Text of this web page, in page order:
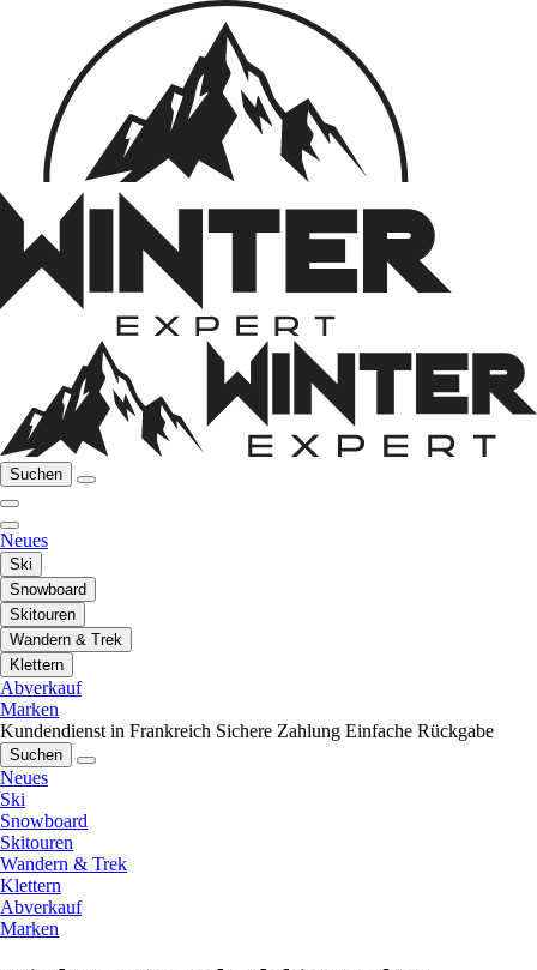
Suchen
Neues
Ski
Snowboard
Skitouren
Wandern & Trek
Klettern
Abverkauf
Marken
Kundendienst in Frankreich Sichere Zahlung Einfache Rückgabe
Suchen
Neues
Ski
Snowboard
Skitouren
Wandern & Trek
Klettern
Abverkauf
Marken